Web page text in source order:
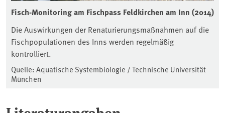
Fisch-Monitoring am Fischpass Feldkirchen am Inn (2014)
Die Auswirkungen der Renaturierungsmaßnahmen auf die
Fischpopulationen des Inns werden regelmäßig
kontrolliert.
Quelle: Aquatische Systembiologie / Technische Universität
München